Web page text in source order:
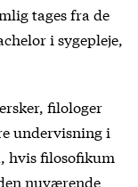
tages fra de
i sygepleje,
filologer
undervisning i
hvis filosofikum
nuværende